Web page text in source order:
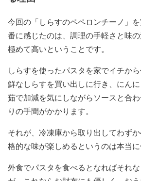
今回の「しらすのペペロンチーノ」
番に感じたのは、調理の手軽さと味
極めて高いということです。
しらすを使ったパスタを家でイチか
鮮なしらすを買い出しに行き、にん
茹で加減を気にしながらソースと合
りの手間がかかります。
それが、冷凍庫から取り出してわず
格的な味が楽しめるというのは本当に
外食でパスタを食べるとなればそれ